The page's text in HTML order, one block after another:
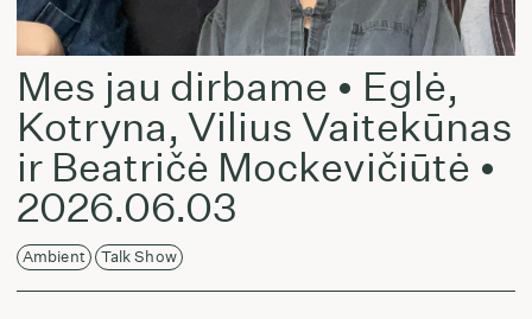
Mes jau dirbame • Eglė,
Kotryna, Vilius Vaitekūnas
ir Beatričė Mockevičiūtė •
2026.06.03
Ambient Talk Show